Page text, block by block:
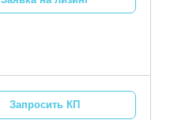
Запросить КП